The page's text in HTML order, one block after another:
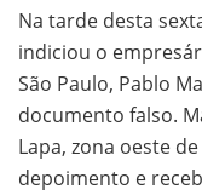
Na tarde desta
indiciou o
São Paulo, Pablo
documento falso.
Lapa, zona oeste
depoimento e